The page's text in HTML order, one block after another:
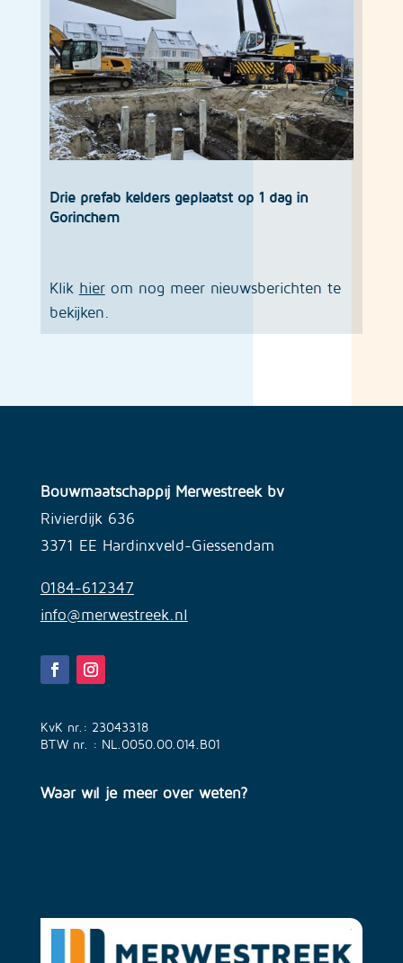
Drie prefab kelders geplaatst op 1 dag in
Gorinchem
Klik hierom nog meer nieuwsberichten te
bekijken.
Bouwmaatschappij Merwestreek bv
Rivierdijk 636
3371 EE Hardinxveld-Giessendam
0184-612347
info@merwestreek.nl
KvK nr.: 23043318
BTW nr. : NL.0050.00.014.B01
Waar wil je meer over weten?